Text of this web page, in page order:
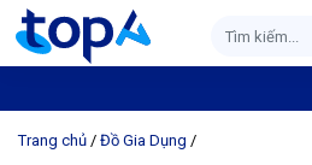
Trang chủ / Đồ Gia Dụng /